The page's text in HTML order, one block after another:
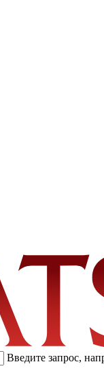
Введите запрос,